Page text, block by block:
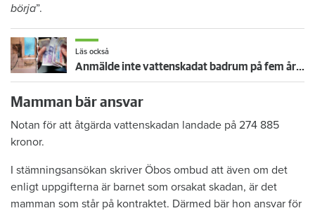
börja”.
Läs också
Anmälde inte vattenskadat badrum på fem år – krävs på 125 000 kronor
Mamman bär ansvar
Notan för att åtgärda vattenskadan landade på 274 885
kronor.
I stämningsansökan skriver Öbos ombud att även om det
enligt uppgifterna är barnet som orsakat skadan, är det
mamman som står på kontraktet. Därmed bär hon ansvar för